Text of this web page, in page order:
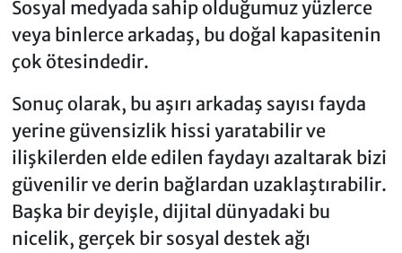
Sosyal medyada sahip olduğumuz yüzlerce
veya binlerce arkadaş, bu doğal kapasitenin
çok ötesindedir.
Sonuç olarak, bu aşırı arkadaş sayısı fayda
yerine güvensizlik hissi yaratabilir ve
ilişkilerden elde edilen faydayı azaltarak bizi
güvenilir ve derin bağlardan uzaklaştırabilir.
Başka bir deyişle, dijital dünyadaki bu
nicelik, gerçek bir sosyal destek ağı